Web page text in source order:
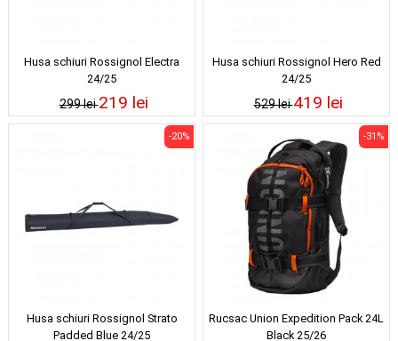
Husa schiuri Rossignol Electra
24/25
299 lei219 lei
Husa schiuri Rossignol Hero Red
24/25
529 lei419 lei
Husa schiuri Rossignol Strato
Padded Blue 24/25
-20%
Rucsac Union Expedition Pack 24L
Black 25/26
-31%